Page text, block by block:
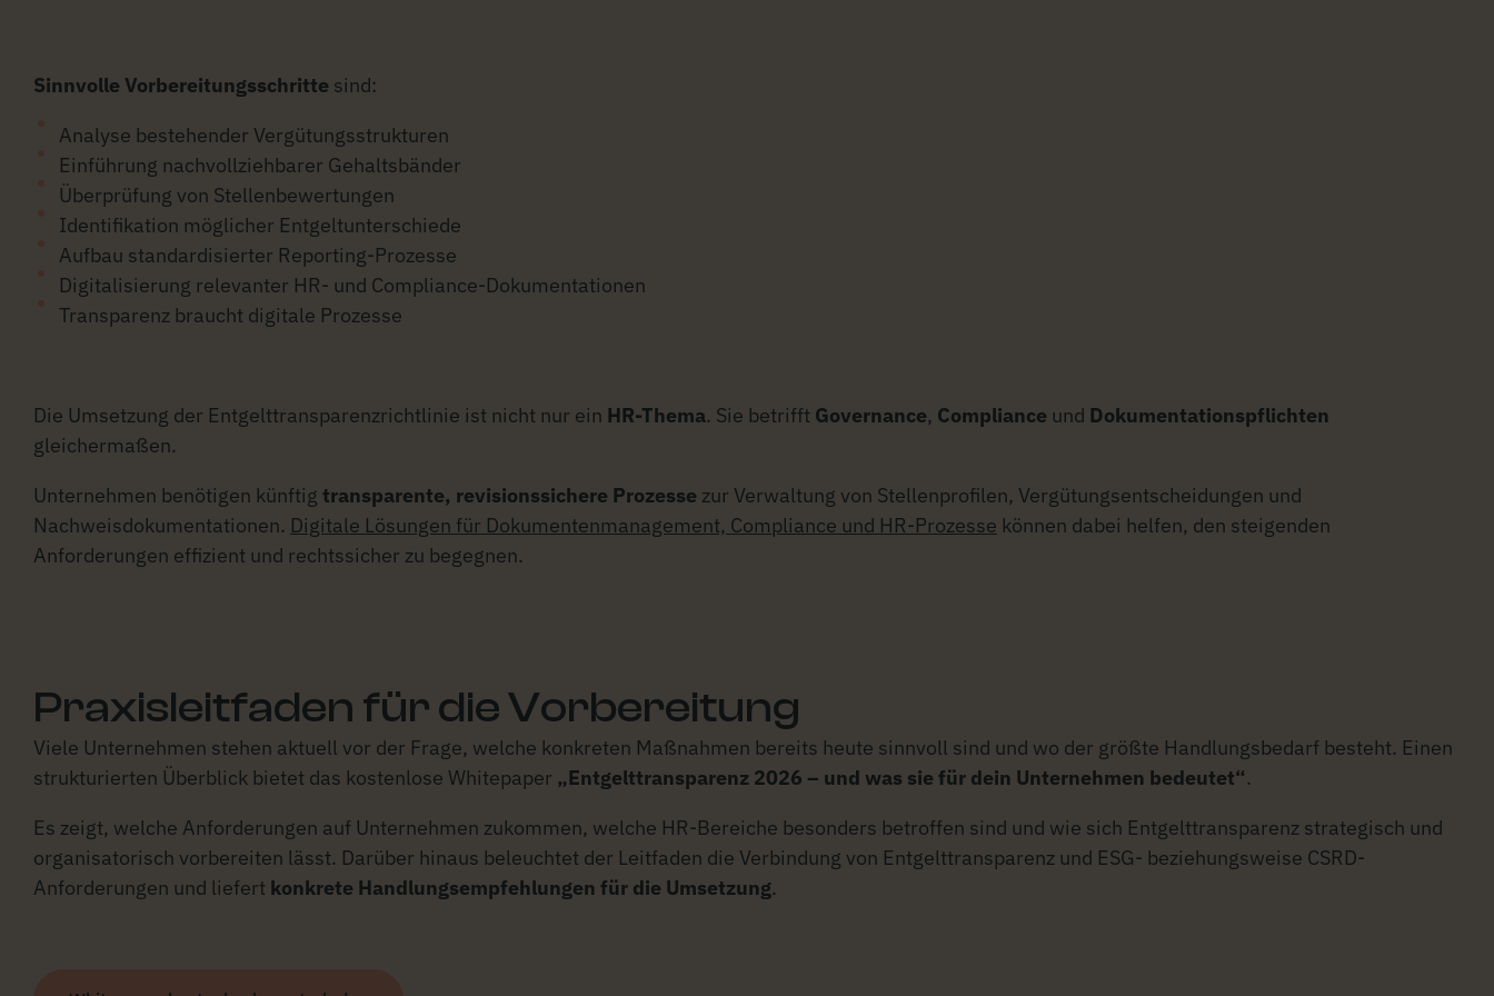
Sinnvolle Vorbereitungsschritte sind:
Analyse bestehender Vergütungsstrukturen
Einführung nachvollziehbarer Gehaltsbänder
Überprüfung von Stellenbewertungen
Identifikation möglicher Entgeltunterschiede
Aufbau standardisierter Reporting-Prozesse
Digitalisierung relevanter HR- und Compliance-Dokumentationen
Transparenz braucht digitale Prozesse
Die Umsetzung der Entgelttransparenzrichtlinie ist nicht nur ein HR-Thema. Sie betrifft Governance, Compliance und Dokumentationspflichten
gleichermaßen.
Unternehmen benötigen künftig transparente, revisionssichere Prozesse zur Verwaltung von Stellenprofilen, Vergütungsentscheidungen und
Nachweisdokumentationen. Digitale Lösungen für Dokumentenmanagement, Compliance und HR-Prozesse können dabei helfen, den steigenden
Anforderungen effizient und rechtssicher zu begegnen.
Praxisleitfaden für die Vorbereitung
Viele Unternehmen stehen aktuell vor der Frage, welche konkreten Maßnahmen bereits heute sinnvoll sind und wo der größte Handlungsbedarf besteht. Einen
strukturierten Überblick bietet das kostenlose Whitepaper „Entgelttransparenz 2026 – und was sie für dein Unternehmen bedeutet“.
Es zeigt, welche Anforderungen auf Unternehmen zukommen, welche HR-Bereiche besonders betroffen sind und wie sich Entgelttransparenz strategisch und
organisatorisch vorbereiten lässt. Darüber hinaus beleuchtet der Leitfaden die Verbindung von Entgelttransparenz und ESG- beziehungsweise CSRD-
Anforderungen und liefert konkrete Handlungsempfehlungen für die Umsetzung.